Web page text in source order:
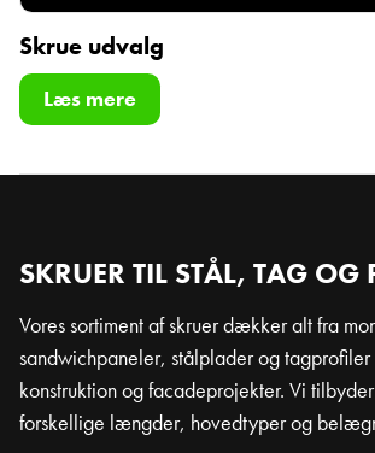
Skrue udvalg
Læs mere
SKRUER TIL STÅL, TAG OG
Vores sortiment af skruer dækker alt fra
sandwichpaneler, stålplader og tagprofiler
konstruktion og facadeprojekter. Vi
forskellige længder, hovedtyper og